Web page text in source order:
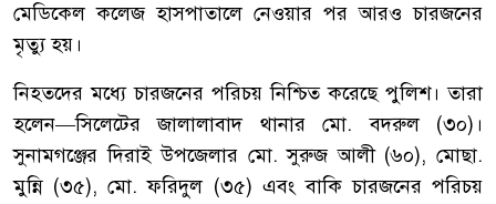
মেডিকেল কলেজ হাসপাতালে নেওয়ার পর আরও চারজনের
মৃত্যু হয়।
‎নিহতদের মধ্যে চারজনের পরিচয় নিশ্চিত করেছে পুলিশ। তারা
হলেন—সিলেটের জালালাবাদ থানার মো. বদরুল (৩০)।
সুনামগঞ্জের দিরাই উপজেলার মো. সুরুজ আলী (৬০), মোছা.
মুন্নি (৩৫), মো. ফরিদুল (৩৫) এবং বাকি চারজনের পরিচয়